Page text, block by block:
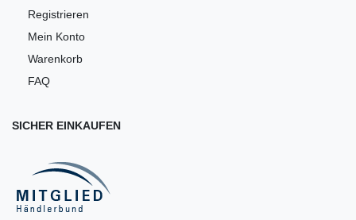
Registrieren
Mein Konto
Warenkorb
FAQ
SICHER EINKAUFEN